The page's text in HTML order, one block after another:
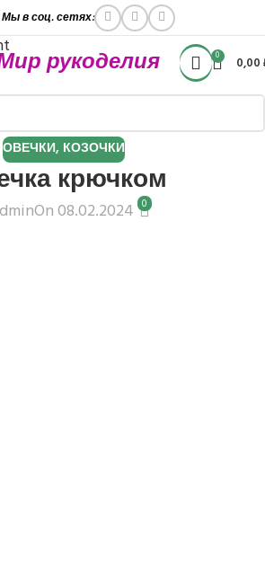
Мы в соц. сетях:
рукоделия 0 0,00
ОВЕЧКИ, КОЗОЧКИ
крючком
On 08.02.2024 0